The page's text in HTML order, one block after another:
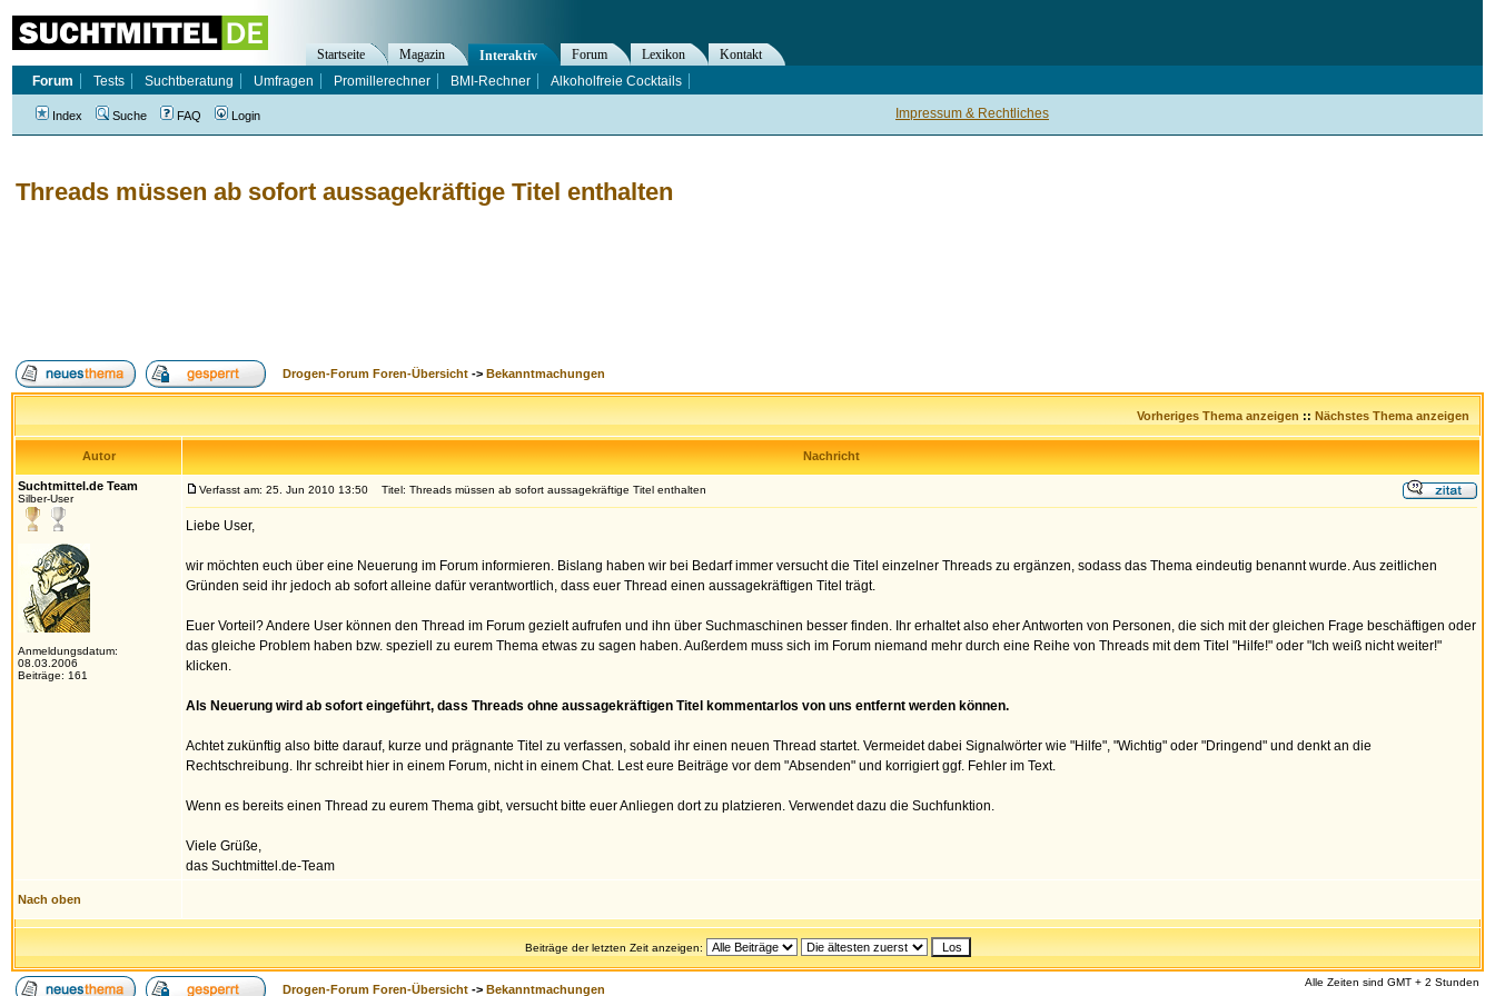
Threads müssen ab sofort aussagekräftige Titel enthalten
Drogen-Forum Foren-Übersicht -> Bekanntmachungen
Vorheriges Thema anzeigen :: Nächstes Thema anzeigen
Autor Nachricht
Suchtmittel.de Team
Silber-User
Anmeldungsdatum:
08.03.2006
Beiträge: 161
Verfasst am: 25. Jun 2010 13:50 Titel: Threads müssen ab sofort aussagekräftige Titel enthalten
Liebe User,
wir möchten euch über eine Neuerung im Forum informieren. Bislang haben wir bei Bedarf immer versucht die Titel einzelner Threads zu ergänzen, sodass das Thema eindeutig benannt wurde. Aus zeitlichen
Gründen seid ihr jedoch ab sofort alleine dafür verantwortlich, dass euer Thread einen aussagekräftigen Titel trägt.
Euer Vorteil? Andere User können den Thread im Forum gezielt aufrufen und ihn über Suchmaschinen besser finden. Ihr erhaltet also eher Antworten von Personen, die sich mit der gleichen Frage beschäftigen oder
das gleiche Problem haben bzw. speziell zu eurem Thema etwas zu sagen haben. Außerdem muss sich im Forum niemand mehr durch eine Reihe von Threads mit dem Titel "Hilfe!" oder "Ich weiß nicht weiter!"
klicken.
Als Neuerung wird ab sofort eingeführt, dass Threads ohne aussagekräftigen Titel kommentarlos von uns entfernt werden können.
Achtet zukünftig also bitte darauf, kurze und prägnante Titel zu verfassen, sobald ihr einen neuen Thread startet. Vermeidet dabei Signalwörter wie "Hilfe", "Wichtig" oder "Dringend" und denkt an die
Rechtschreibung. Ihr schreibt hier in einem Forum, nicht in einem Chat. Lest eure Beiträge vor dem "Absenden" und korrigiert ggf. Fehler im Text.
Wenn es bereits einen Thread zu eurem Thema gibt, versucht bitte euer Anliegen dort zu platzieren. Verwendet dazu die Suchfunktion.
Viele Grüße,
das Suchtmittel.de-Team
Nach oben
Beiträge der letzten Zeit anzeigen:
Drogen-Forum Foren-Übersicht -> Bekanntmachungen
Alle Zeiten sind GMT + 2 Stunden
Impressum & Rechtliches
Startseite Magazin Interaktiv Forum Lexikon
Kontakt
Forum
Tests Suchtberatung Umfragen Promillerechner BMI-Rechner Alkoholfreie Cocktails
Index Suche FAQ Login